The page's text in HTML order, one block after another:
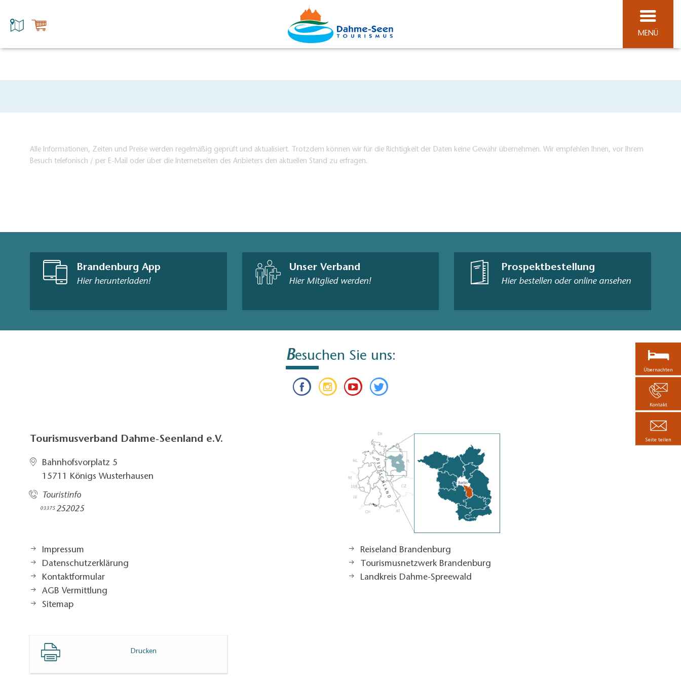
MENÜ
Alle Informationen, Zeiten und Preise werden regelmäßig geprüft und aktualisiert. Trotzdem können wir für die Richtigkeit der Daten keine Gewähr übernehmen. Wir empfehlen Ihnen, vor Ihrem
Besuch telefonisch / per E-Mail oder über die Internetseiten des Anbieters den aktuellen Stand zu erfragen.
Brandenburg App
Hier herunterladen!
Unser Verband
Hier Mitglied werden!
Prospektbestellung
Hier bestellen oder online ansehen
Besuchen Sie uns:
Tourismusverband Dahme-Seenland e.V.
Bahnhofsvorplatz 5​
15711 Königs Wusterhausen
Touristinfo
03375252025​
Impressum
Datenschutzerklärung
Kontaktformular
AGB Vermittlung
Sitemap
Reiseland Brandenburg
Tourismusnetzwerk Brandenburg
Landkreis Dahme-Spreewald
Drucken
Übernachten
Kontakt
Seite teilen